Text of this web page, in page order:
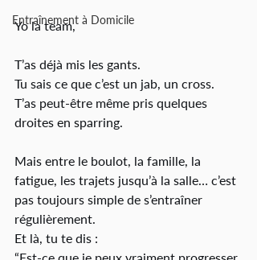
Entraînement à Domicile
Yo la team,
T’as déjà mis les gants.
Tu sais ce que c’est un jab, un cross.
T’as peut-être même pris quelques
droites en sparring.
Mais entre le boulot, la famille, la
fatigue, les trajets jusqu’à la salle… c’est
pas toujours simple de s’entraîner
régulièrement.
Et là, tu te dis :